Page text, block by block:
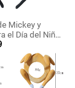
Mickey y
el Día del Niño,
Orejas de
Guantes,